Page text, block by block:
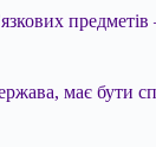
має бути